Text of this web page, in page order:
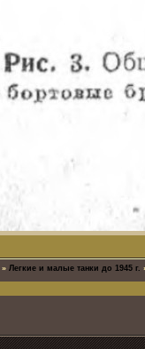
» Легкие и малые танки до 1945 г.